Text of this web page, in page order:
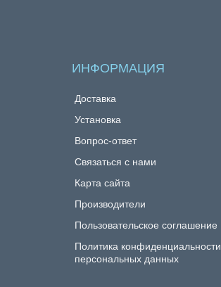
ИНФОРМАЦИЯ
Доставка
Установка
Вопрос-ответ
Связаться с нами
Карта сайта
Производители
Пользовательское соглашение
Политика конфиденциальности
персональных данных